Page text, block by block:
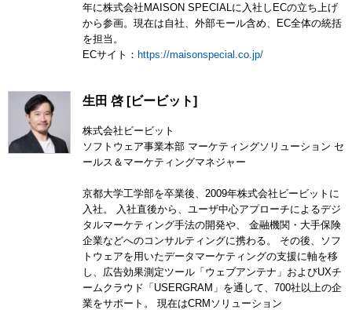
年に株式会社MAISON SPECIALに入社しECの立ち上げ
から参画。現在は自社、外部モール含め、EC全体の統括
を担当。
ECサイト： https://maisonspecial.co.jp/
生田 啓 [ビービット]
株式会社ビービット
ソフトウェア事業本部 マーケティングソリューション セ
ールス＆マーケティングマネジャー
京都大学工学部を卒業後、2009年株式会社ビービットに
入社。 入社直後から、ユーザ中心アプローチによるデジ
タルマーケティング手法の開発や、 金融機関・大手保険
企業などへのコンサルティングに携わる。 その後、ソフ
トウェアを用いたデータマーケティングの支援に軸を移
し、広告効果測定ツール「ウェブアンテナ」およびUXチ
ームクラウド「USERGRAM」を通して、700社以上の企
業をサポート。 現在はCRMソリューション